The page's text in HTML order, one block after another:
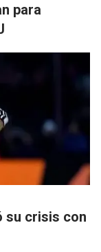
para
su crisis con